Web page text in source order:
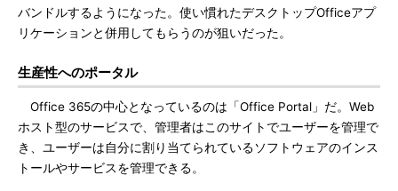
バンドルするようになった。使い慣れたデスクトップOfficeアプ
リケーションと併用してもらうのが狙いだった。
生産性へのポータル
Office 365の中心となっているのは「Office Portal」だ。Web
ホスト型のサービスで、管理者はこのサイトでユーザーを管理で
き、ユーザーは自分に割り当てられているソフトウェアのインス
トールやサービスを管理できる。